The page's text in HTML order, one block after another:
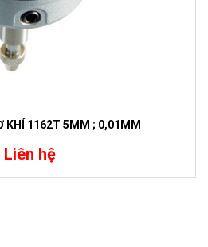
KHÍ 1162T 5MM ; 0,01MM
Liên hệ